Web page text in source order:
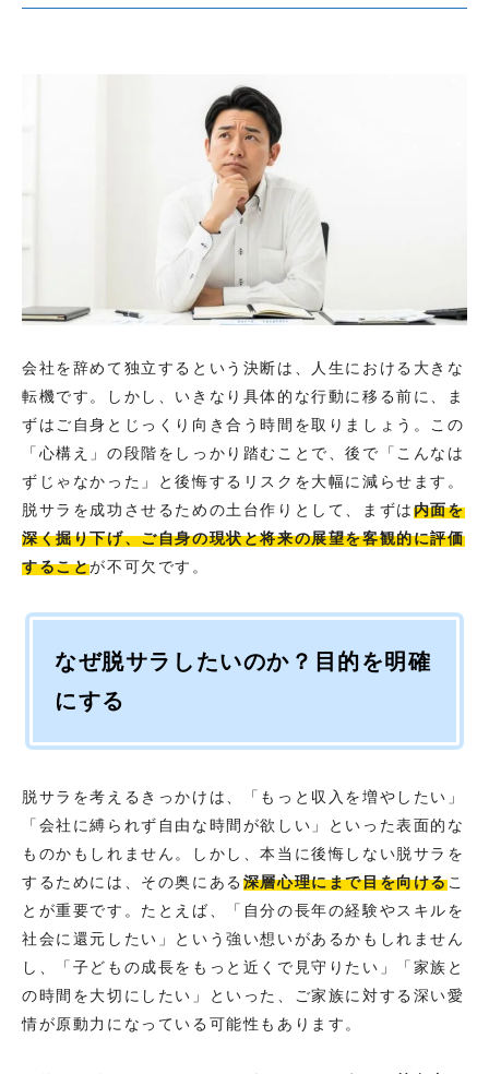
会社を辞めて独立するという決断は、人生における大きな
転機です。しかし、いきなり具体的な行動に移る前に、ま
ずはご自身とじっくり向き合う時間を取りましょう。この
「心構え」の段階をしっかり踏むことで、後で「こんなは
ずじゃなかった」と後悔するリスクを大幅に減らせます。
脱サラを成功させるための土台作りとして、まずは内面を
深く掘り下げ、ご自身の現状と将来の展望を客観的に評価
することが不可欠です。
なぜ脱サラしたいのか？目的を明確
にする
脱サラを考えるきっかけは、「もっと収入を増やしたい」
「会社に縛られず自由な時間が欲しい」といった表面的な
ものかもしれません。しかし、本当に後悔しない脱サラを
するためには、その奥にある 深層心理にまで目を向けるこ
とが重要です。たとえば、「自分の長年の経験やスキルを
社会に還元したい」という強い想いがあるかもしれません
し、「子どもの成長をもっと近くで見守りたい」「家族と
の時間を大切にしたい」といった、ご家族に対する深い愛
情が原動力になっている可能性もあります。